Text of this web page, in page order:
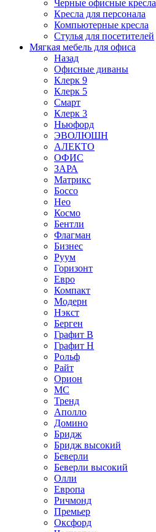
Черные офисные кресла
Кресла для персонала
Компьютерные кресла
Стулья для посетителей
Мягкая мебель для офиса
Назад
Офисные диваны
Клерк 9
Клерк 5
Смарт
Клерк 3
Ньюфорд
ЭВОЛЮШН
АЛЕКТО
ОФИС
ЗАРА
Матрикс
Боссо
Нео
Космо
Бентли
Флагман
Бизнес
Руум
Горизонт
Евро
Компакт
Модерн
Нэкст
Берген
Графит В
Графит Н
Рольф
Райт
Орион
МС
Тренд
Аполло
Домино
Бридж
Бридж высокий
Беверли
Беверли высокий
Олли
Европа
Ричмонд
Премьер
Оксфорд